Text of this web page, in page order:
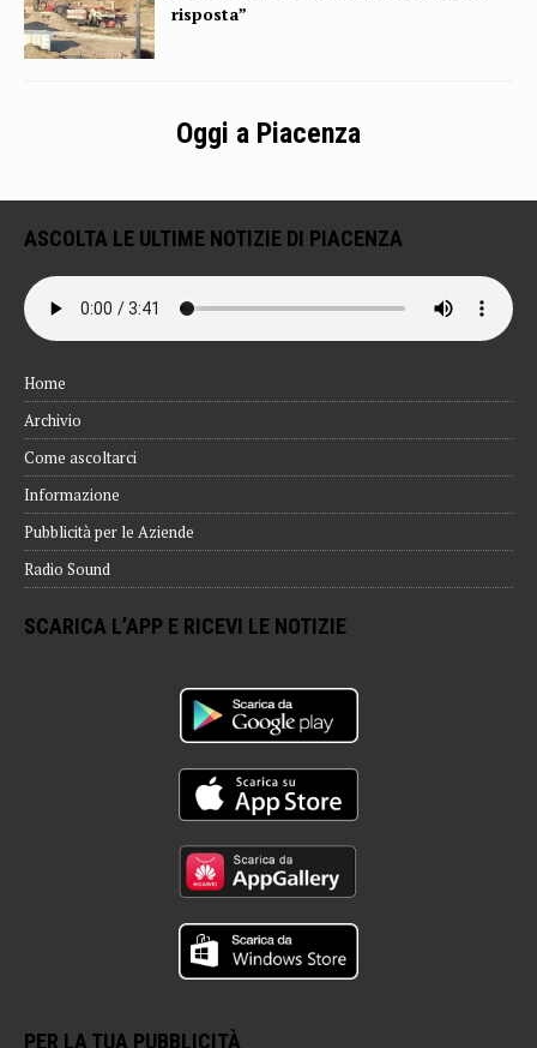
risposta”
Oggi a Piacenza
ASCOLTA LE ULTIME NOTIZIE DI PIACENZA
Home
Archivio
Come ascoltarci
Informazione
Pubblicità per le Aziende
Radio Sound
SCARICA L’APP E RICEVI LE NOTIZIE
PER LA TUA PUBBLICITÀ